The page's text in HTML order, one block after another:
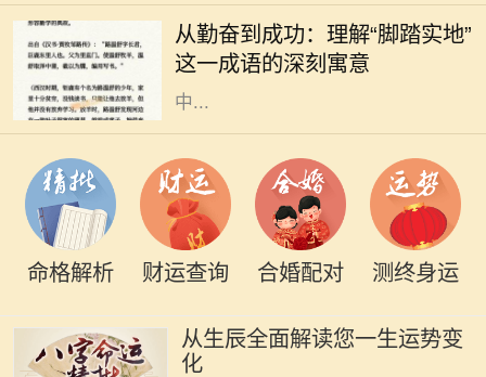
从勤奋到成功：理解“脚踏实地”
这一成语的深刻寓意
而就的事情，而是一个不断努力、不
断奋斗的过程。在这个过程中，许多
成语成为我们学习和生活的指南。其
中...
命格解析 财运查询 合婚配对 测终身运
从生辰全面解读您一生运势变
化